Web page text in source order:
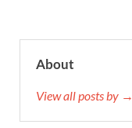
About
View all posts by →